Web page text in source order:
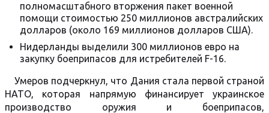
полномасштабного вторжения пакет военной
помощи стоимостью 250 миллионов австралийских
долларов (около 169 миллионов долларов США).
Нидерланды выделили 300 миллионов евро на
закупку боеприпасов для истребителей F-16.
Умеров подчеркнул, что Дания стала первой страной
НАТО, которая напрямую финансирует украинское
производство оружия и боеприпасов,